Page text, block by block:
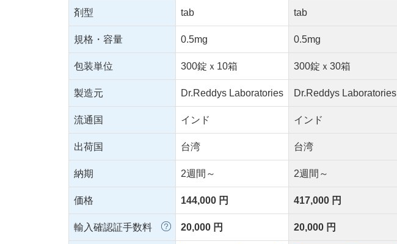
剤型 tab tab
規格・容量 0.5mg 0.5mg
包装単位 300錠ｘ10箱 300錠ｘ30箱
製造元 Dr.Reddys Laboratories Dr.Reddys Laboratories
流通国 インド インド
出荷国 台湾 台湾
納期 2週間～ 2週間～
価格 144,000 円 417,000 円
輸入確認証手数料 20,000 円 20,000 円